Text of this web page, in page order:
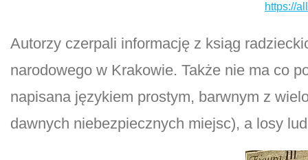
https://
Autorzy czerpali informację z ksiąg
narodowego w Krakowie. Także nie ma co
napisana językiem prostym, barwnym z
dawnych niebezpiecznych miejsc), a losy